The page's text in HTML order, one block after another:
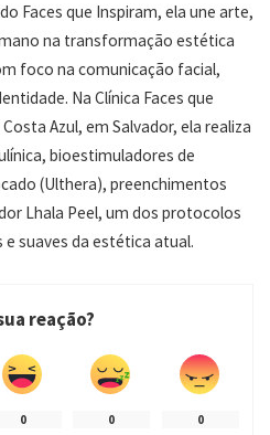
Faces que Inspiram, ela une arte,
na transformação estética
foco na comunicação facial,
Na Clínica Faces que
Azul, em Salvador, ela realiza
bioestimuladores de
(Ulthera), preenchimentos
Lhala Peel, um dos protocolos
suaves da estética atual.
reação?
0 0 0